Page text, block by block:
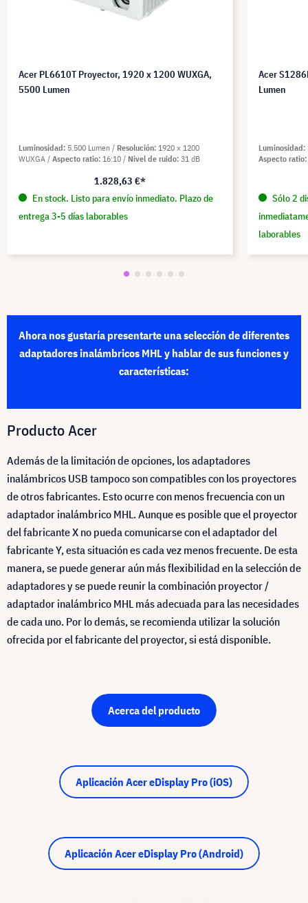
Acer PL6610T Proyector, 1920 x 1200 WUXGA,
5500 Lumen
Luminosidad 5.500 Lumen Resolución 1920 x 1200
WUXGA
Aspecto ratio 16:10 Nivel de ruido 31 dB
1.828,63 €*
En stock. Listo para envío inmediato. Plazo de
entrega 3-5 días laborables
Acer
Lumen
Luminosidad
Aspecto ratio
Sólo 2
laborables
Ahora nos gustaría presentarte una selección de diferentes
adaptadores inalámbricos MHL y hablar de sus funciones y
características:
Producto Acer
Además de la limitación de opciones, los adaptadores
inalámbricos USB tampoco son compatibles con los proyectores
de otros fabricantes. Esto ocurre con menos frecuencia con un
adaptador inalámbrico MHL. Aunque es posible que el proyector
del fabricante X no pueda comunicarse con el adaptador del
fabricante Y, esta situación es cada vez menos frecuente. De esta
manera, se puede generar aún más flexibilidad en la selección de
adaptadores y se puede reunir la combinación proyector /
adaptador inalámbrico MHL más adecuada para las necesidades
de cada uno. Por lo demás, se recomienda utilizar la solución
ofrecida por el fabricante del proyector, si está disponible.
Acerca del producto
Aplicación Acer eDisplay Pro (iOS)
Aplicación Acer eDisplay Pro (Android)